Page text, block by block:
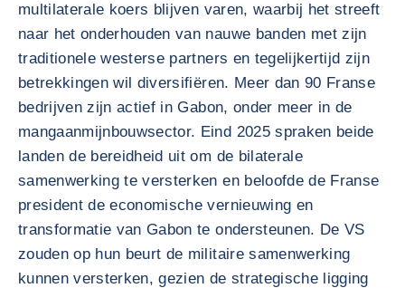
multilaterale koers blijven varen, waarbij het streeft
naar het onderhouden van nauwe banden met zijn
traditionele westerse partners en tegelijkertijd zijn
betrekkingen wil diversifiëren. Meer dan 90 Franse
bedrijven zijn actief in Gabon, onder meer in de
mangaanmijnbouwsector. Eind 2025 spraken beide
landen de bereidheid uit om de bilaterale
samenwerking te versterken en beloofde de Franse
president de economische vernieuwing en
transformatie van Gabon te ondersteunen. De VS
zouden op hun beurt de militaire samenwerking
kunnen versterken, gezien de strategische ligging